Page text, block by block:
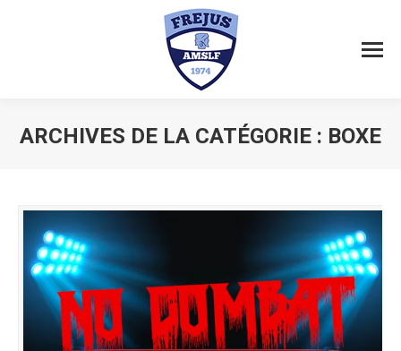
ARCHIVES DE LA CATÉGORIE : BOXE